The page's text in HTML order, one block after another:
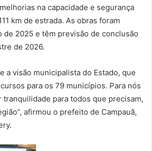
na capacidade e segurança
km de estrada. As obras foram
de 2025 e têm previsão de conclusão
de 2026.
a visão municipalista do Estado, que
para os 79 municípios. Para nós
tranquilidade para todos que precisam,
afirmou o prefeito de Campauã,